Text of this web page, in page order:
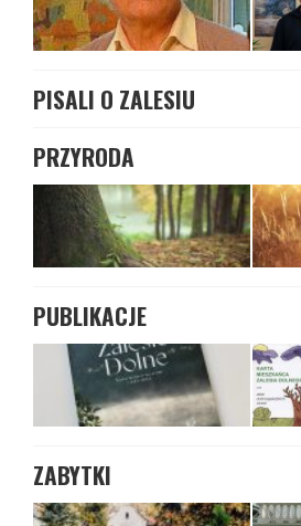
PISALI O ZALESIU
PRZYRODA
PUBLIKACJE
ZABYTKI